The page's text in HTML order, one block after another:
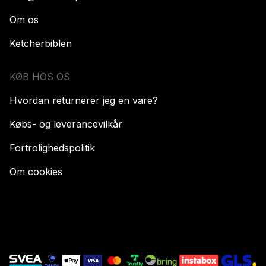
Om os
Ketcherbiblen
KØB HOS OS
Hvordan returnerer jeg en vare?
Købs- og leverancevilkår
Fortrolighedspolitik
Om cookies